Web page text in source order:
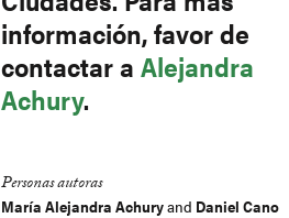
información, favor de
contactar a Alejandra
Achury.
Personas autoras
María Alejandra Achuryand Daniel Cano